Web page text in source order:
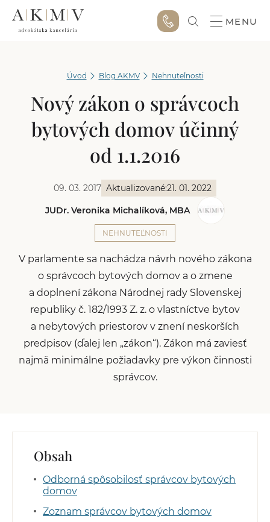
MENU
Úvod Blog AKMV Nehnuteľnosti
Nový zákon o správcoch
bytových domov účinný
od 1.1.2016
09. 03. 2017 Aktualizované:21. 01. 2022
JUDr. Veronika Michalíková, MBA
NEHNUTEĽNOSTI
V parlamente sa nachádza návrh nového zákona
o správcoch bytových domov a o zmene
a doplnení zákona Národnej rady Slovenskej
republiky č. 182/1993 Z. z. o vlastníctve bytov
a nebytových priestorov v znení neskorších
predpisov (ďalej len „zákon“). Zákon má zaviesť
najmä minimálne požiadavky pre výkon činnosti
správcov.
Obsah
Odborná spôsobilosť správcov bytových
domov
Zoznam správcov bytových domov